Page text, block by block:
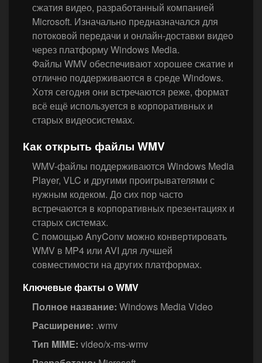
сжатия видео, разработанный компанией
Microsoft. Изначально предназначался для
потоковой передачи и онлайн-доставки видео
через платформу Windows Media.
Файлы WMV обеспечивают хорошее сжатие и
отлично поддерживаются в среде Windows.
Хотя сегодня они встречаются реже, формат
всё ещё используется в корпоративных и
старых видеосистемах.
Как открыть файлы WMV
WMV-файлы поддерживаются Windows Media
Player, VLC и другими проигрывателями с
нужным кодеком. До сих пор часто
встречаются в корпоративных презентациях и
старых системах.
С помощью AnyConv можно конвертировать
WMV в MP4 или AVI для лучшей
совместимости на других платформах.
Ключевые факты о WMV
Полное название: Windows Media Video
Расширение: .wmv
Тип MIME: video/x-ms-wmv